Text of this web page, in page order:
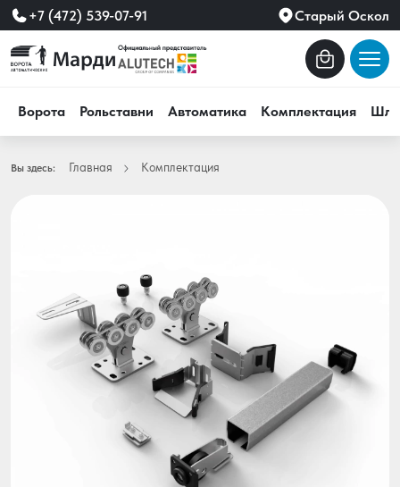
+7 (472) 539-07-91 Старый Оскол
Ворота Рольставни Автоматика Комплектация
Вы здесь: Главная Комплектация